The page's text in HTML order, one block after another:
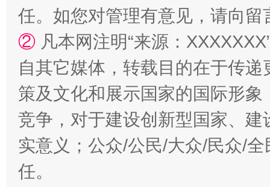
任。如您对管理有意见，请向
② 凡本网注明“来源：
自其它媒体，转载目的在于传
策及文化和展示国家的国际形
竞争，对于建设创新型国家、
实意义；公众/公民/大众/民众/
任。